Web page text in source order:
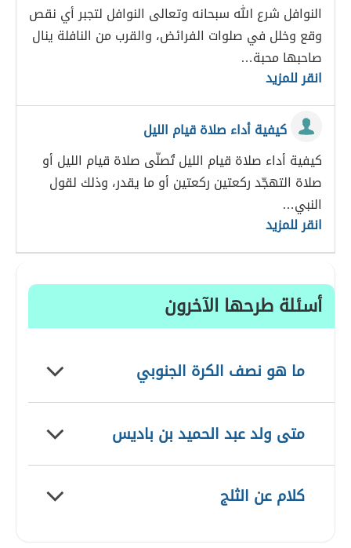
النوافل شرع الله سبحانه وتعالى النوافل لتجبر أي نقص
وقع وخلل في صلوات الفرائض، والقرب من النافلة ينال
صاحبها محبة…
انقر للمزيد
كيفية أداء صلاة قيام الليل
كيفية أداء صلاة قيام الليل تُصلّى صلاة قيام الليل أو
صلاة التهجّد ركعتين ركعتين أو ما يقدر، وذلك لقول
النبي…
انقر للمزيد
أسئلة طرحها الآخرون
ما هو نصف الكرة الجنوبي
متى ولد عبد الحميد بن باديس
كلام عن الثلج